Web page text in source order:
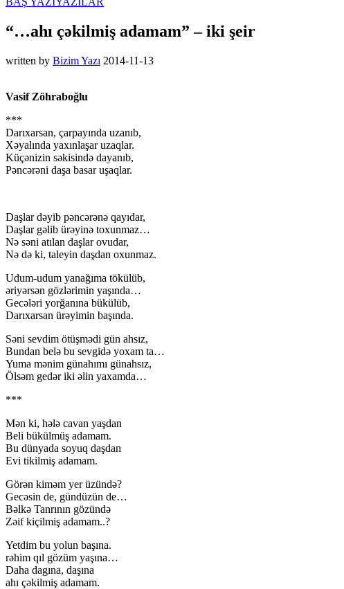
“…ahı çəkilmiş adamam” – iki şeir
written by Bizim Yazı 2014-11-13
Vasif Zöhraboğlu
***
Darıxarsan, çarpayında uzanıb,
Xəyalında yaxınlaşar uzaqlar.
Küçənizin səkisində dayanıb,
Pəncərəni daşa basar uşaqlar.
Daşlar dəyib pəncərənə qayıdar,
Daşlar gəlib ürəyinə toxunmaz…
Nə səni atılan daşlar ovudar,
Nə də ki, taleyin daşdan oxunmaz.
Udum-udum yanağıma tökülüb,
əriyərsən gözlərimin yaşında…
Gecələri yorğanına bükülüb,
Darıxarsan ürəyimin başında.
Səni sevdim ötüşmədi gün ahsız,
Bundan belə bu sevgidə yoxam ta…
Yuma mənim günahımı günahsız,
Ölsəm gedər iki əlin yaxamda…
***
Mən ki, hələ cavan yaşdan
Beli bükülmüş adamam.
Bu dünyada soyuq daşdan
Evi tikilmiş adamam.
Görən kiməm yer üzündə?
Gecəsin de, gündüzün de…
Bəlkə Tanrının gözündə
Zəif kiçilmiş adamam..?
Yetdim bu yolun başına.
rəhim qıl gözüm yaşına…
Daha dagına, daşına
ahı çəkilmiş adamam.